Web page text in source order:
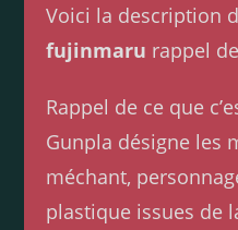
Voici la description
fujinmaru rappel
Rappel de ce que
Gunpla désigne les
méchant,
plastique issues de